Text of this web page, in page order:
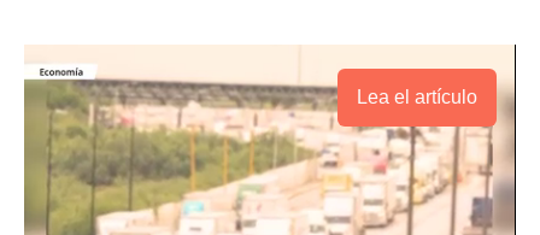
Lea el artículo